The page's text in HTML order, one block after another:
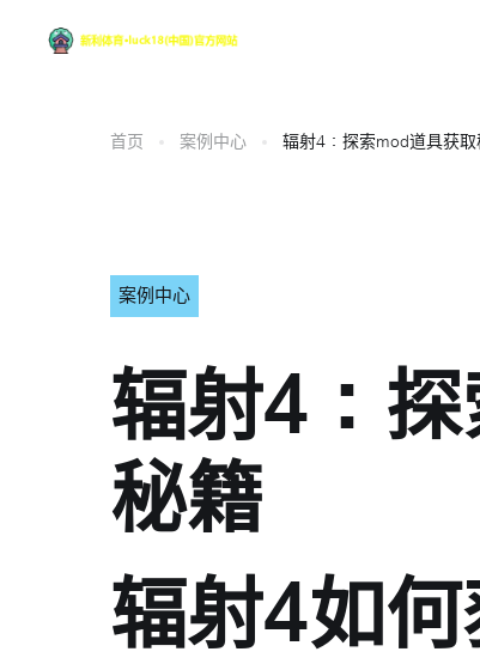
首页 案例中心 辐射4：探索mod道具获取
案例中心
辐射4：
秘籍
辐射4如